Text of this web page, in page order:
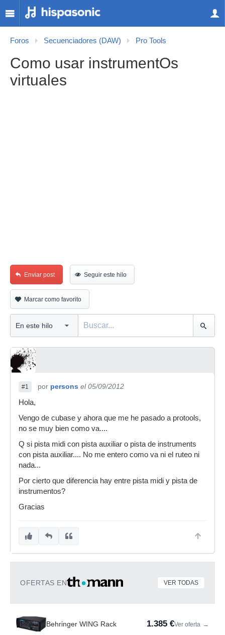
Foros Secuenciadores (DAW) Pro Tools
Como usar instrumentOs
virtuales
Enviar post Seguir este hilo
Marcar como favorito
#1 por persons el 05/09/2012
Hola,
Vengo de cubase y ahora que me he pasado a protools,
no se muy bien como va....
Q si pista midi con pista auxiliar o pista de instruments
con pista auxiliar.... No me entero como va ni el ruteo ni
nada...
Por cierto que diferencia hay entre pista midi y pista de
instrumentos?
Gracias
OFERTAS EN VER TODAS
Behringer WING Rack 1.385 €Ver oferta →